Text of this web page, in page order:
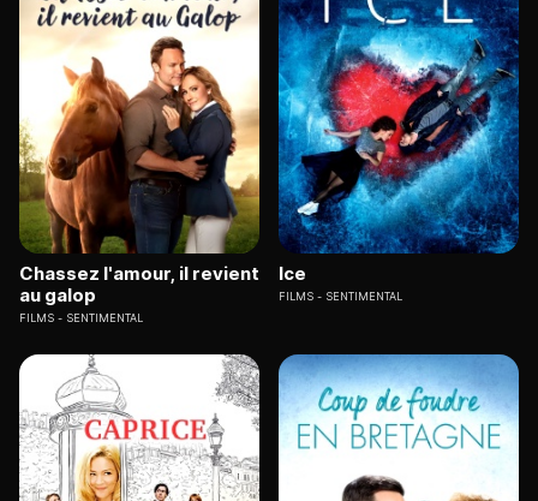
Chassez l'amour, il revient
au galop
FILMS SENTIMENTAL
Ice
FILMS SENTIMENTAL